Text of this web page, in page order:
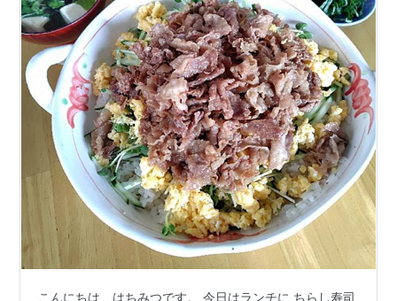
こんにちは、はちみつです。 今日はランチに ちらし寿司